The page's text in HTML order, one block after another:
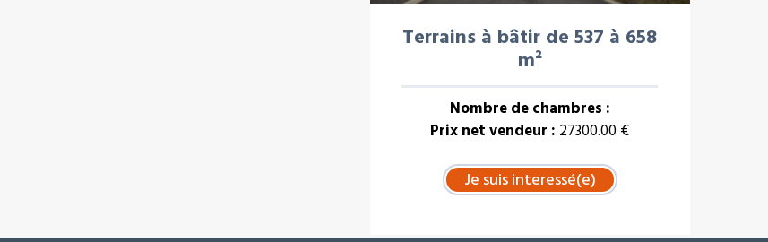
Terrains à bâtir de 537 à 658
m²
Nombre de chambres :
Prix net vendeur : 27300.00 €